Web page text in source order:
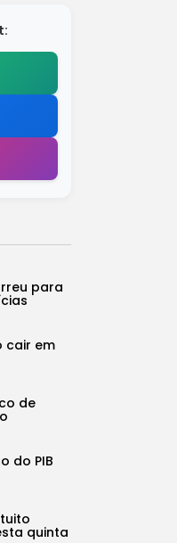
para
cair em
de
do PIB
quinta